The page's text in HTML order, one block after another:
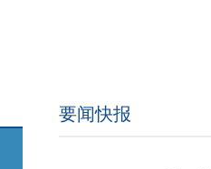
要闻快报